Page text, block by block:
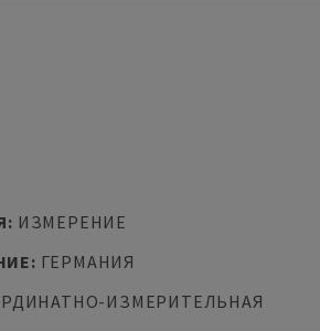
: ИЗМЕРЕНИЕ
: ГЕРМАНИЯ
ИЗМЕРИТЕЛЬНАЯ